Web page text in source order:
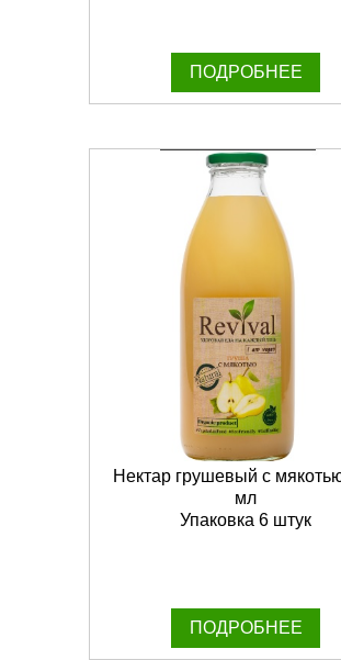
ПОДРОБНЕЕ
Нектар грушевый с
мл
Упаковка 6 штук
ПОДРОБНЕЕ